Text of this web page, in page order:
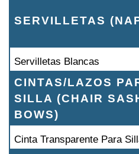
SERVILLETAS
Servilletas Blancas
CINTAS/LAZOS
SILLA (CHAIR
BOWS)
Cinta Transparente Para